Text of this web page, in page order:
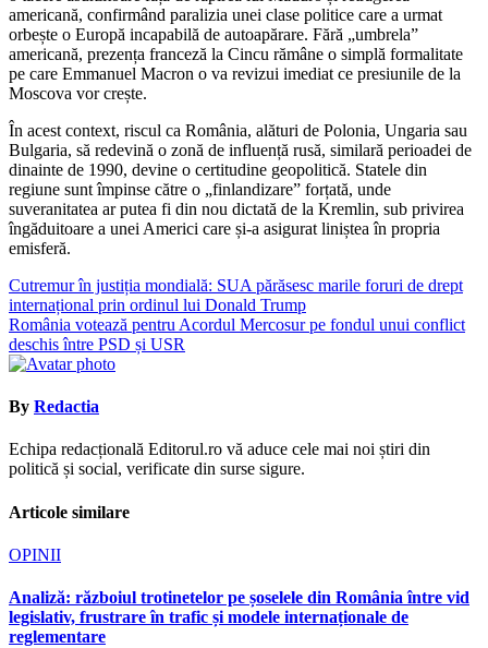
americană, confirmând paralizia unei clase politice care a urmat
orbește o Europă incapabilă de autoapărare. Fără „umbrela”
americană, prezența franceză la Cincu rămâne o simplă formalitate
pe care Emmanuel Macron o va revizui imediat ce presiunile de la
Moscova vor crește.
În acest context, riscul ca România, alături de Polonia, Ungaria sau
Bulgaria, să redevină o zonă de influență rusă, similară perioadei de
dinainte de 1990, devine o certitudine geopolitică. Statele din
regiune sunt împinse către o „finlandizare” forțată, unde
suveranitatea ar putea fi din nou dictată de la Kremlin, sub privirea
îngăduitoare a unei Americi care și-a asigurat liniștea în propria
emisferă.
Navigare
în
articole
Cutremur în justiția mondială: SUA părăsesc marile foruri de drept
internațional prin ordinul lui Donald Trump
România votează pentru Acordul Mercosur pe fondul unui conflict
deschis între PSD și USR
By Redactia
Echipa redacțională Editorul.ro vă aduce cele mai noi știri din
politică și social, verificate din surse sigure.
Articole similare
OPINII
Analiză: războiul trotinetelor pe șoselele din România între vid
legislativ, frustrare în trafic și modele internaționale de
reglementare